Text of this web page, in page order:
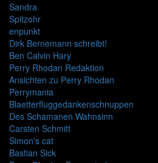
Sandra
Spitzohr
enpunkt
Dirk Bernemann schreibt!
Ben Calvin Hary
Perry Rhodan Redaktion
Ansichten zu Perry Rhodan
Perrymania
Blaetterfluggedankenschnuppen
Des Schamanen Wahnsinn
Carsten Schmitt
Simon's cat
Bastian Sick